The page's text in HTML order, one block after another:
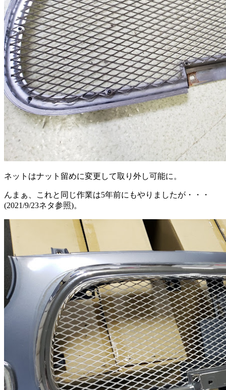
ネットはナット留めに変更して取り外し可能に。
んまぁ、これと同じ作業は5年前にもやりましたが・・・
(2021/9/23ネタ参照)。